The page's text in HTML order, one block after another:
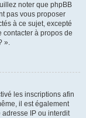
noter que phpBB
pas vous proposer
à ce sujet, excepté
contacter à propos de
».
les inscriptions afin
il est également
IP ou interdit